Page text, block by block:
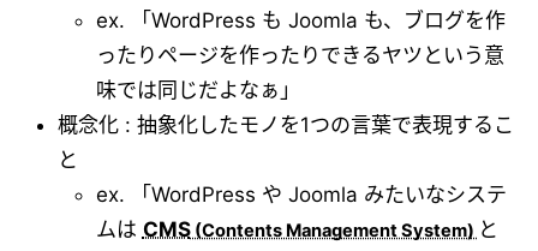
ex. 「WordPress も Joomla も、ブログを作
ったりページを作ったりできるヤツという意
味では同じだよなぁ」
概念化 : 抽象化したモノを1つの言葉で表現するこ
と
ex. 「WordPress や Joomla みたいなシステ
ムは CMS
と